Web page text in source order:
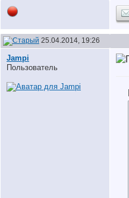
25.04.2014, 19:26
Jampi
Пользователь